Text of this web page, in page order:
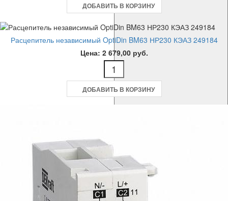
ДОБАВИТЬ В КОРЗИНУ
Расцепитель независимый OptiDin BM63 НР230 КЭАЗ 249184
Цена: 2 679,00 руб.
ДОБАВИТЬ В КОРЗИНУ